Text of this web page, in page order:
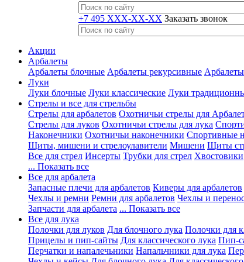
+7 495 XXX-XX-XX Заказать звонок
Акции
Арбалеты
Арбалеты блочные Арбалеты рекурсивные
Луки
Луки блочные Луки классические Луки
Стрелы и все для стрельбы
Стрелы для арбалетов Охотничьи стрелы для
Стрелы для луков Охотничьи стрелы для лука
Наконечники Охотничьи наконечники Спортивные
Щиты, мишени и стрелоулавители Мишени Щиты
Все для стрел Инсерты Трубки для стрел Хвостовики
... Показать все
Все для арбалета
Запасные плечи для арбалетов Киверы для арбалетов
Чехлы и ремни Ремни для арбалетов Чехлы и
Запчасти для арбалета ... Показать все
Все для лука
Полочки для луков Для блочного лука Полочки для
Прицелы и пип-сайты Для классического лука Пип-
Перчатки и напалечьники Напальчники для лука